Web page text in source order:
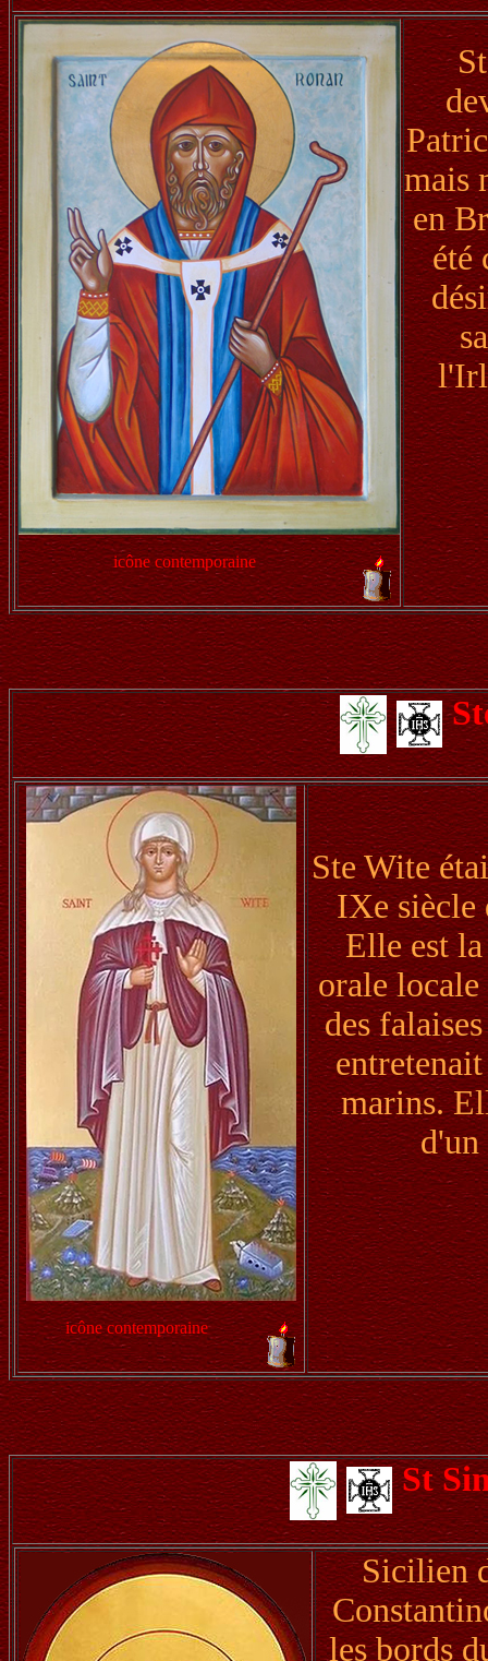
icône contemporaine
mais
en
été
icône contemporaine
Ste Wite
IXe siècle
Elle est
orale
des
marins.
d'un
St
Sicilien
les bords